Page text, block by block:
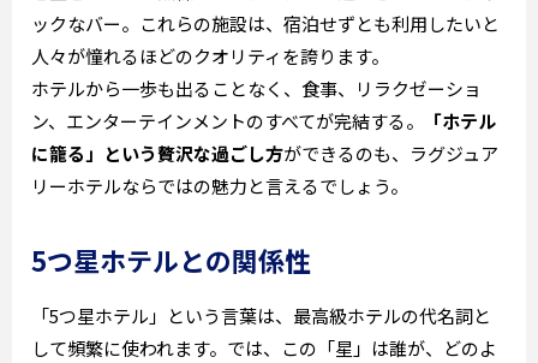
ックなバー。これらの施設は、宿泊せずとも利用したいと
人々が憧れるほどのクオリティを誇ります。
ホテルから一歩も出ることなく、食事、リラクゼーショ
ン、エンターテインメントのすべてが完結する。
「ホテル
に籠る」という贅沢な過ごし方ができるのも、ラグジュア
リーホテルならではの魅力と言えるでしょう。
5つ星ホテルとの関係性
「5つ星ホテル」という言葉は、最高級ホテルの代名詞と
して頻繁に使われます。では、この「星」は誰が、どのよ